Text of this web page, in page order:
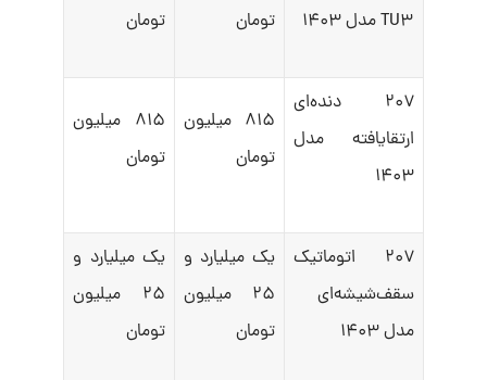
TU۳ مدل ۱۴۰۳
تومان
تومان
۲۰۷ دنده‌ای
ارتقایافته مدل
۱۴۰۳
۸۱۵ میلیون
تومان
۸۱۵ میلیون
تومان
۲۰۷ اتوماتیک
سقف‌شیشه‌ای
مدل ۱۴۰۳
یک میلیارد و
۲۵ میلیون
تومان
یک میلیارد و
۲۵ میلیون
تومان